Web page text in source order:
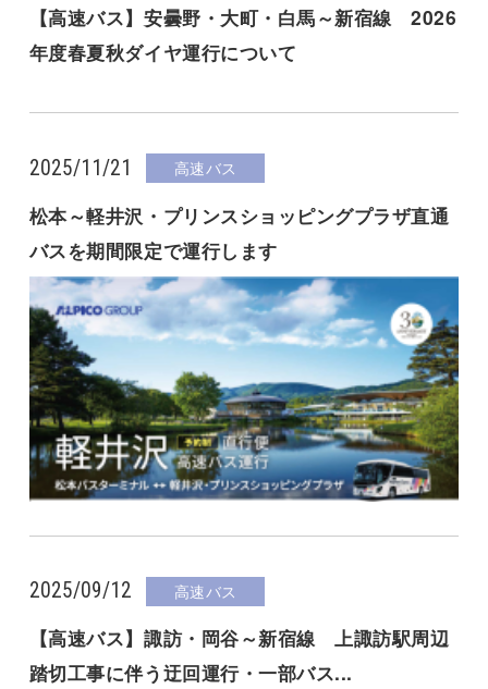
【高速バス】安曇野・大町・白馬～新宿線 2026
年度春夏秋ダイヤ運行について
2025/11/21 高速バス
松本～軽井沢・プリンスショッピングプラザ直通
バスを期間限定で運行します
2025/09/12 高速バス
【高速バス】諏訪・岡谷～新宿線 上諏訪駅周辺
踏切工事に伴う迂回運行・一部バス...